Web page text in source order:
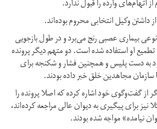
وارده را قبول ندارد.
وکیل انتخابی محروم بوده‌اند.
نوعی بیماری عصبی رنج می‌برد و در طول بازجویی
تطمیع او استفاده شده است. دو متهم دیگر پرونده
به دست پلیس و همچنین فشار و شکنجه برای
سازمان مجاهدین خلق خبر داده بودند.
از گفت‌وگوی خود اشاره کرده که اصلا پرونده را
نیز برای پیگیری به دیوان عالی مراجعه کرده‌اند،
نیامده» مواجه شده بودند.